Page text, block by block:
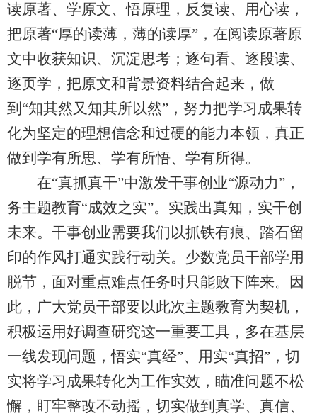
读原著、学原文、悟原理，反复读、用心读，
把原著“厚的读薄，薄的读厚”，在阅读原著原
文中收获知识、沉淀思考；逐句看、逐段读、
逐页学，把原文和背景资料结合起来，做
到“知其然又知其所以然”，努力把学习成果转
化为坚定的理想信念和过硬的能力本领，真正
做到学有所思、学有所悟、学有所得。
在“真抓真干”中激发干事创业“源动力”，
务主题教育“成效之实”。实践出真知，实干创
未来。干事创业需要我们以抓铁有痕、踏石留
印的作风打通实践行动关。少数党员干部学用
脱节，面对重点难点任务时只能败下阵来。因
此，广大党员干部要以此次主题教育为契机，
积极运用好调查研究这一重要工具，多在基层
一线发现问题，悟实“真经”、用实“真招”，切
实将学习成果转化为工作实效，瞄准问题不松
懈，盯牢整改不动摇，切实做到真学、真信、